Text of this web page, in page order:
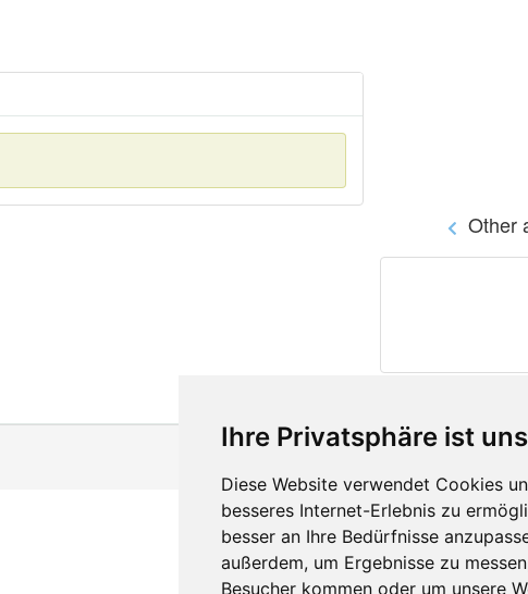
Ihre Privatsphäre ist
Diese Website verwendet Cookies
besseres Internet-Erlebnis zu
besser an Ihre Bedürfnisse
außerdem, um Ergebnisse zu
Besucher kommen oder um unsere
Other
Contacts
Feedback
Report A Bug